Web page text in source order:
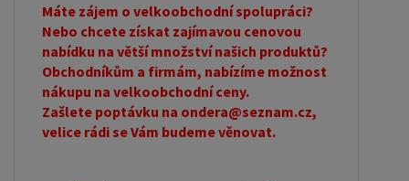
Máte zájem o velkoobchodní spolupráci?
Nebo chcete získat zajímavou cenovou
nabídku na větší množství našich produktů?
Obchodníkům a firmám, nabízíme možnost
nákupu na velkoobchodní ceny.
Zašlete poptávku na ondera@seznam.cz,
velice rádi se Vám budeme věnovat.